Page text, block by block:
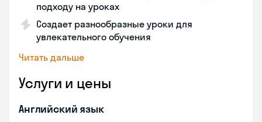
подходу на уроках
Создает разнообразные уроки для
увлекательного обучения
Читать дальше
Услуги и цены
Английский язык